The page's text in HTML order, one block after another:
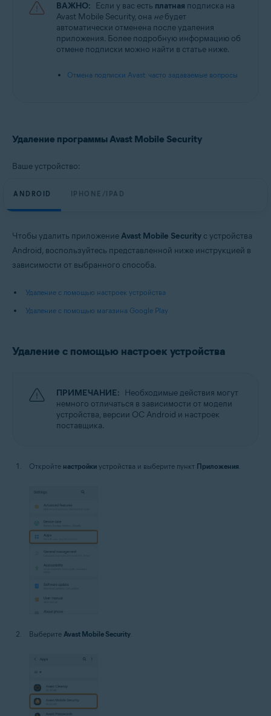
ВАЖНО: Если у вас есть платная подписка на
Avast Mobile Security, она небудет
автоматически отменена после удаления
приложения. Более подробную информацию об
отмене подписки можно найти в статье ниже.
Отмена подписки Avast: часто задаваемые вопросы
Удаление программы Avast Mobile Security
Ваше устройство:
ANDROID IPHONE/IPAD
Чтобы удалить приложениеAvast Mobile Security с устройства
Android, воспользуйтесь представленной ниже инструкцией в
зависимости от выбранного способа.
Удаление с помощью настроек устройства
Удаление с помощью магазина Google Play
Удаление с помощью настроек устройства
ПРИМЕЧАНИЕ: Необходимые действия могут
немного отличаться в зависимости от модели
устройства, версии ОС Android и настроек
поставщика.
Откройте настройки устройства и выберите пункт Приложения.
Выберите Avast Mobile Security.